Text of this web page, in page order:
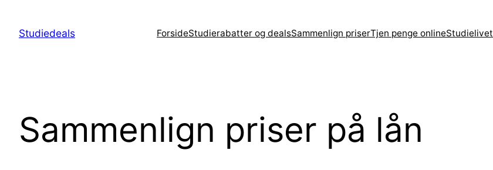
indholdStudiedeals ForsideStudierabatter og dealsSammenlign priserTjen penge onlineStudielivet
Sammenlign priser på lån